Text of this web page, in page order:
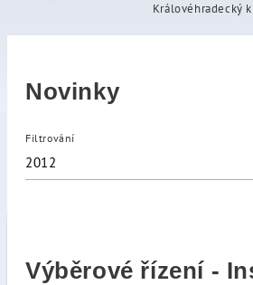
Královéhradecký
Novinky
Filtrování
2012
Výběrové řízení -